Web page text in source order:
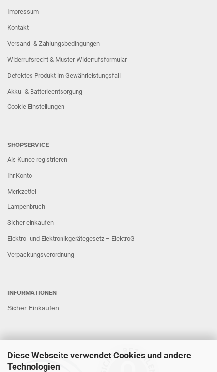
Diese Webseite verwendet Cookies und andere
Technologien
Impressum
Kontakt
Versand- & Zahlungsbedingungen
Widerrufsrecht & Muster-Widerrufsformular
Defektes Produkt im Gewährleistungsfall
Akku- & Batterieentsorgung
Cookie Einstellungen
SHOPSERVICE
Als Kunde registrieren
Ihr Konto
Merkzettel
Lampenbruch
Sicher einkaufen
Elektro- und Elektronikgerätegesetz – ElektroG
Verpackungsverordnung
INFORMATIONEN
Sicher Einkaufen